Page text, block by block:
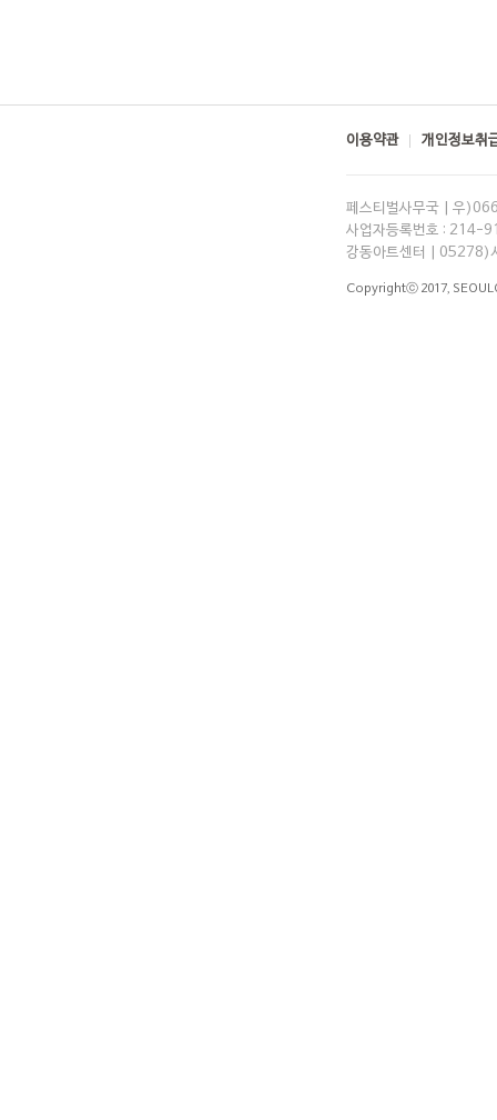
이용약관 개인정보취
페스티벌사무국 | 우
사업자등록번호 :
강동아트센터 | 05278)
Copyrightⓒ 2017,